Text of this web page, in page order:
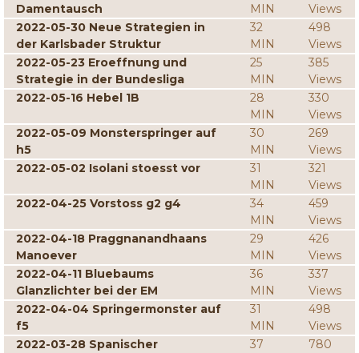
Damentausch
MIN
Views
2022-05-30 Neue Strategien in
der Karlsbader Struktur
32
MIN
498
Views
2022-05-23 Eroeffnung und
Strategie in der Bundesliga
25
MIN
385
Views
2022-05-16 Hebel 1B
28
MIN
330
Views
2022-05-09 Monsterspringer auf
h5
30
MIN
269
Views
2022-05-02 Isolani stoesst vor
31
MIN
321
Views
2022-04-25 Vorstoss g2 g4
34
MIN
459
Views
2022-04-18 Praggnanandhaans
Manoever
29
MIN
426
Views
2022-04-11 Bluebaums
Glanzlichter bei der EM
36
MIN
337
Views
2022-04-04 Springermonster auf
f5
31
MIN
498
Views
2022-03-28 Spanischer
37
780